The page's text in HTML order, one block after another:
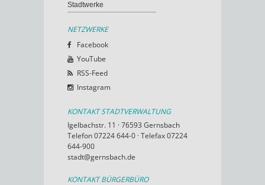
Stadtwerke
NETZWERKE
Facebook
YouTube
RSS-Feed
Instagram
KONTAKT STADTVERWALTUNG
Igelbachstr. 11 · 76593 Gernsbach
Telefon 07224 644-0 · Telefax 07224
644-900
stadt@gernsbach.de
KONTAKT BÜRGERBÜRO